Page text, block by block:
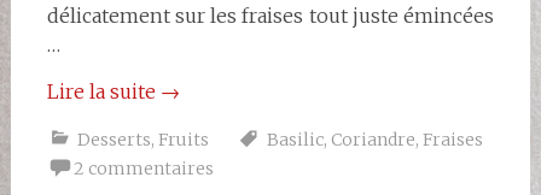
délicatement sur les fraises tout juste émincées
…
Lire la suite →
Desserts, Fruits Basilic, Coriandre, Fraises
2 commentaires